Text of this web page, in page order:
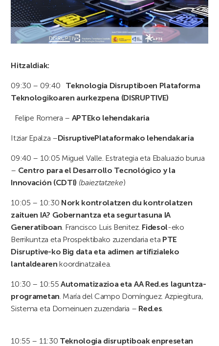
Hitzaldiak:
09:30 – 09:40 Teknologia Disruptiboen Plataforma
Teknologikoaren aurkezpena (DISRUPTIVE)
Felipe Romera – APTEko lehendakaria
Itziar Epalza –DisruptivePlataformako lehendakaria
09:40 – 10:05 Miguel Valle. Estrategia eta Ebaluazio burua
– Centro para el Desarrollo Tecnológico y la
Innovación (CDTI) (baieztatzeke)
10:05 – 10:30 Nork kontrolatzen du kontrolatzen
zaituen IA? Gobernantza eta segurtasuna IA
Generatiboan . Francisco Luis Benitez. Fidesol-eko
Berrikuntza eta Prospektibako zuzendaria eta PTE
Disruptive-ko Big data eta adimen artifizialeko
lantaldearen koordinatzailea.
10:30 – 10:55 Automatizazioa eta AA Red.es laguntza-
programetan . María del Campo Domínguez. Azpiegitura,
Sistema eta Domeinuen zuzendaria – Red.es
10:55 – 11:30 Teknologia disruptiboak enpresetan